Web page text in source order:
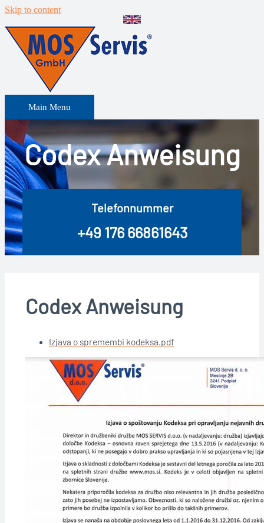
Skip to content
Main Menu
Codex Anweisung
Telefonnummer
+49 176 66861643
Codex Anweisung
Izjava o spremembi kodeksa.pdf